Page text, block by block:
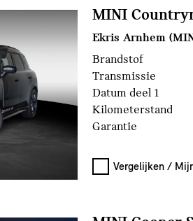
MINI
Ekris Arnhem
Brandstof
Transmissie
Datum deel 1
Kilometerstand
Garantie
Vergelijken /